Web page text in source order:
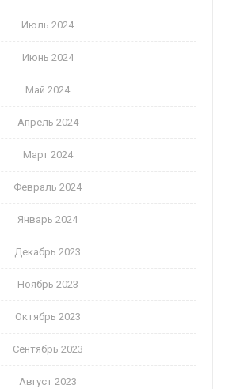
Июль 2024
Июнь 2024
Май 2024
Апрель 2024
Март 2024
Февраль 2024
Январь 2024
Декабрь 2023
Ноябрь 2023
Октябрь 2023
Сентябрь 2023
Август 2023